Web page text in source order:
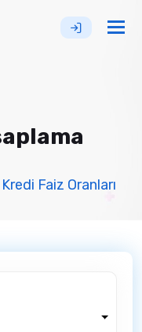
Faiz Oranları